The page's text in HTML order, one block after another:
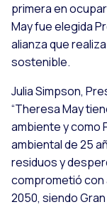
primera en
May fue elegida
alianza que
sostenible.
Julia Simpson,
“Theresa May
ambiente y como
ambiental de 25
residuos y
comprometió con
2050, siendo